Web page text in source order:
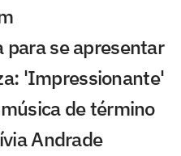
para se apresentar
'Impressionante'
de término
Andrade